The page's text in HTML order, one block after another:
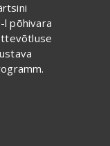
l põhivara